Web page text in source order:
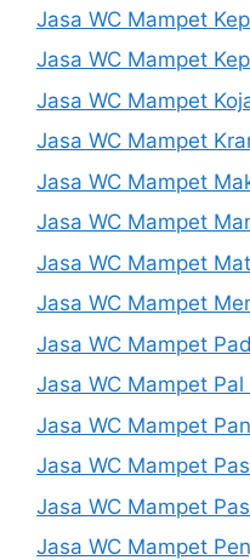
Jasa WC Mampet
Jasa WC Mampet
Jasa WC Mampet
Jasa WC Mampet
Jasa WC Mampet
Jasa WC Mampet
Jasa WC Mampet
Jasa WC Mampet
Jasa WC Mampet
Jasa WC Mampet Pal
Jasa WC Mampet
Jasa WC Mampet
Jasa WC Mampet
Jasa WC Mampet